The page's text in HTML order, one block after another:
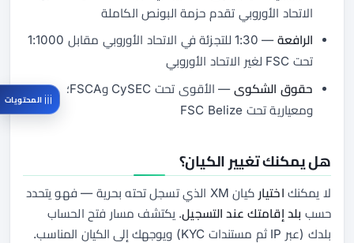
الاتحاد الأوروبي تقدم حزمة البونص الكاملة
الرافعة
— 1:30 للتجزئة في الاتحاد الأوروبي مقابل 1:1000
تحت FSC لغير الاتحاد الأوروبي
حقوق الشكوى
— الأقوى تحت CySEC وFSCA؛
ومعيارية تحت FSC Belize
هل يمكنك تغيير الكيان؟
لا يمكنك اختيار
كيان XM الذي تسجل تحته بحرية — فهو يتحدد
حسب بلد إقامتك عند التسجيل. يكتشف مسار فتح الحساب
بلدك (عبر IP ثم مستندات KYC) ويوجهك إلى الكيان المناسب.
المحتويات